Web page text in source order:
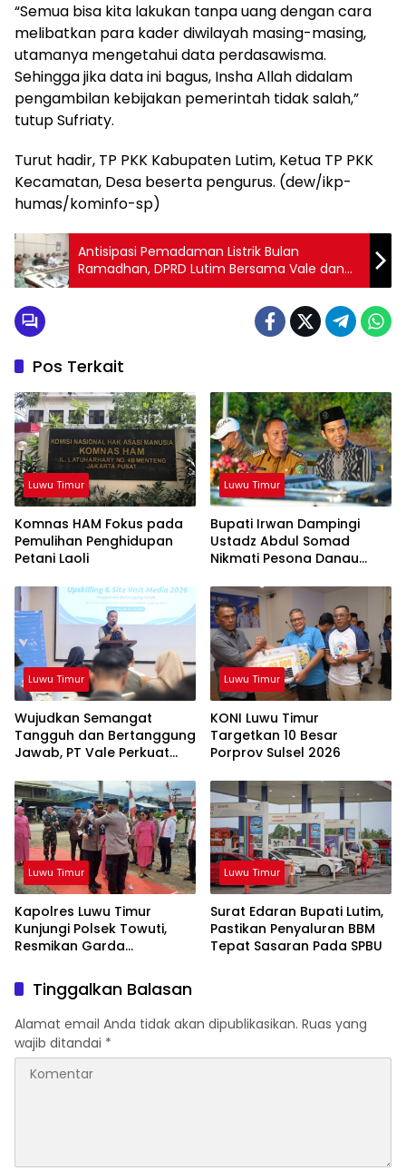
“Semua bisa kita lakukan tanpa uang dengan cara
melibatkan para kader diwilayah masing-masing,
utamanya mengetahui data perdasawisma.
Sehingga jika data ini bagus, Insha Allah didalam
pengambilan kebijakan pemerintah tidak salah,”
tutup Sufriaty.
Turut hadir, TP PKK Kabupaten Lutim, Ketua TP PKK
Kecamatan, Desa beserta pengurus. (dew/ikp-
humas/kominfo-sp)
Antisipasi Pemadaman Listrik Bulan
Ramadhan, DPRD Lutim Bersama Vale dan
PLN Gelar Rakor
Pos Terkait
Luwu Timur
Komnas HAM Fokus pada
Pemulihan Penghidupan
Petani Laoli
Luwu Timur
Bupati Irwan Dampingi
Ustadz Abdul Somad
Nikmati Pesona Danau
Luwu Timur
Wujudkan Semangat
Tangguh dan Bertanggung
Jawab, PT Vale Perkuat
yang Kredibel
Luwu Timur
KONI Luwu Timur
Targetkan 10 Besar
Porprov Sulsel 2026
Luwu Timur
Kapolres Luwu Timur
Kunjungi Polsek Towuti,
Resmikan Garda
Desa Timampu
Luwu Timur
Surat Edaran Bupati Lutim,
Pastikan Penyaluran BBM
Tepat Sasaran Pada SPBU
Tinggalkan Balasan
Alamat email Anda tidak akan dipublikasikan. Ruas yang
wajib ditandai *